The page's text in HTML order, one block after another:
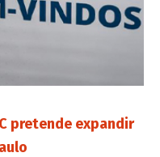
pretende expandir